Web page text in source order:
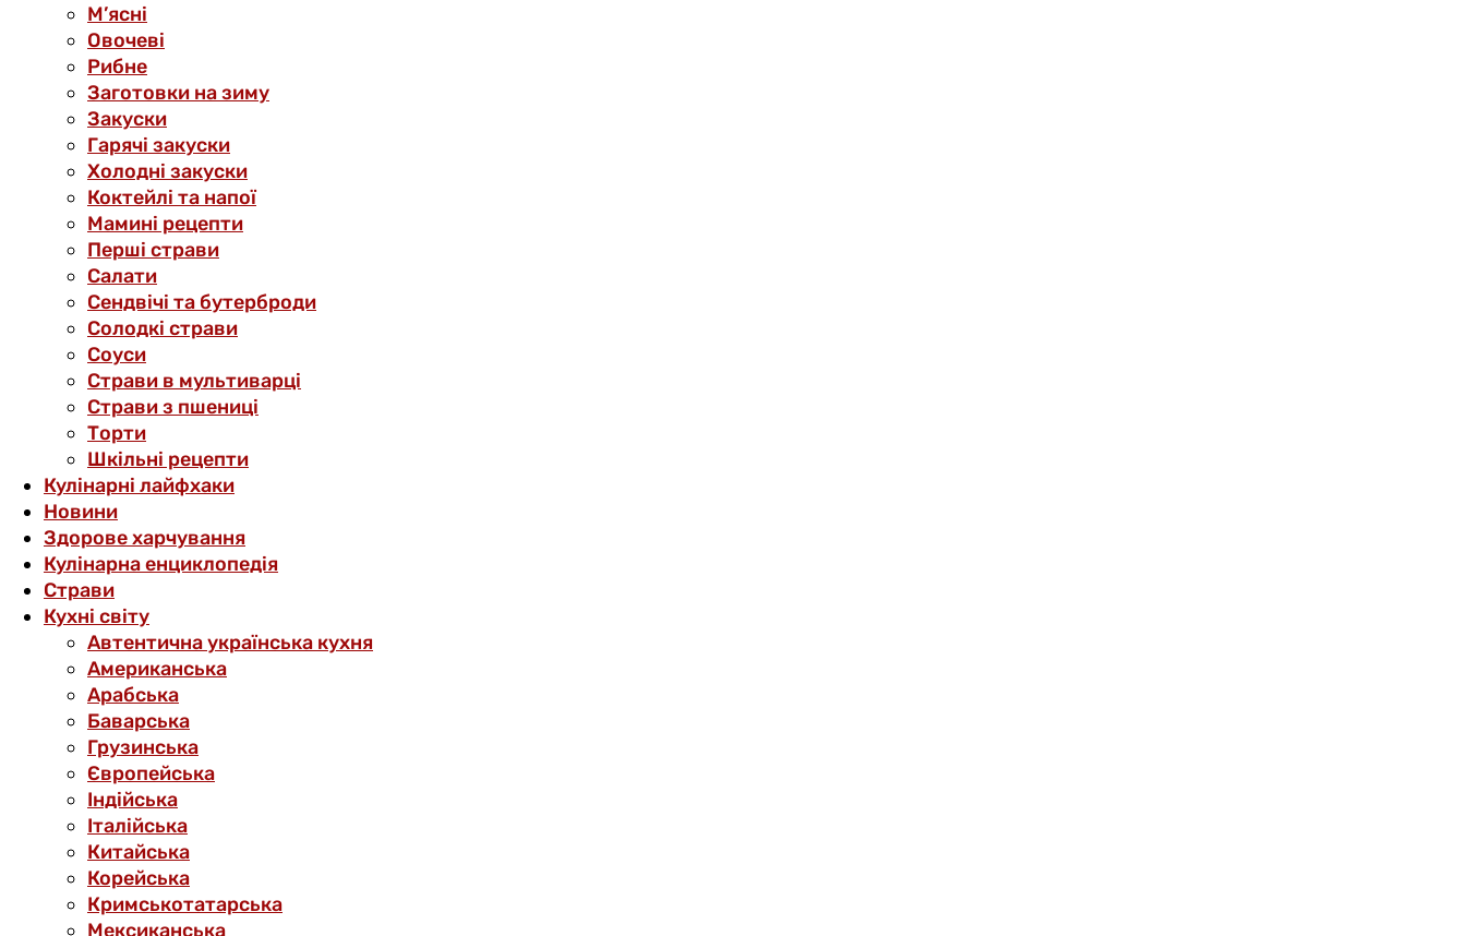
М’ясні
Овочеві
Рибне
Заготовки на зиму
Закуски
Гарячі закуски
Холодні закуски
Коктейлі та напої
Мамині рецепти
Перші страви
Салати
Сендвічі та бутерброди
Солодкі страви
Соуси
Страви в мультиварці
Страви з пшениці
Торти
Шкільні рецепти
Кулінарні лайфхаки
Новини
Здорове харчування
Кулінарна енциклопедія
Страви
Кухні світу
Автентична українська кухня
Американська
Арабська
Баварська
Грузинська
Європейська
Індійська
Італійська
Китайська
Корейська
Кримськотатарська
Мексиканська